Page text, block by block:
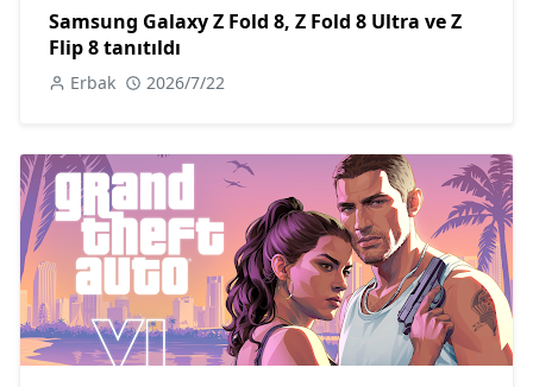
Samsung Galaxy Z Fold 8, Z Fold 8 Ultra ve Z
Flip 8 tanıtıldı
Erbak 2026/7/22